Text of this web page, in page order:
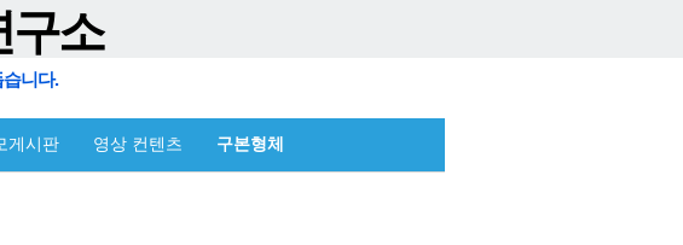
구소
니다.
게시판 영상 컨텐츠 구본형체